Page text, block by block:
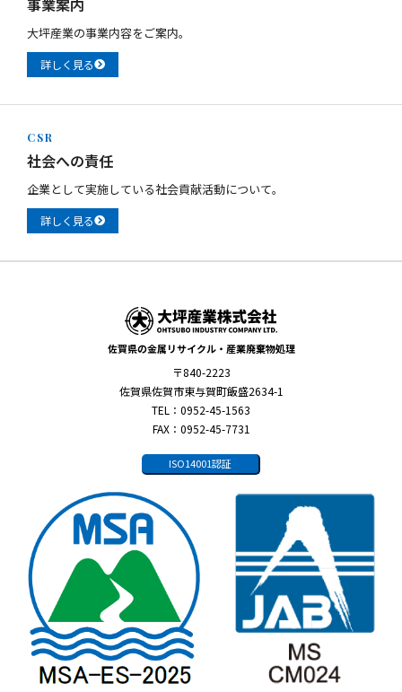
事業案内
大坪産業の事業内容をご案内。
詳しく見る
CSR
社会への責任
企業として実施している社会貢献活動について。
詳しく見る
佐賀県の金属リサイクル・産業廃棄物処理
〒840-2223
佐賀県佐賀市東与賀町飯盛2634-1
TEL：0952-45-1563
FAX：0952-45-7731
ISO14001認証